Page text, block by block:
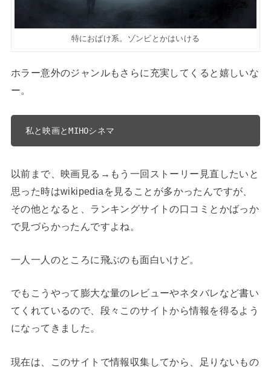
特におばけ系。ゾンビとかはいける
ホラー意外のジャンルもさらに充実してくると嬉しいな
ー。
私と映画とMIHOシネマ
以前まで、映画見る→もう一回ストーリー見直したいと
思った時はwikipediaを見ることが多かったんですが、
その他となると、ランキングサイトの口コミとかばっか
で見づらかったんですよね。
一人一人のところに飛ぶのも面白いけど。
でもこうやって膨大な量のレビューやネタバレなど書い
てくれているので、段々このサイトから情報を得るよう
になってきました。
現在は、このサイトで情報収集してから、足りないもの